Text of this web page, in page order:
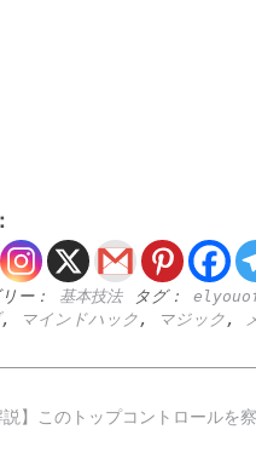
ー： 基本技法 タグ：
, マインドハック , マジック ,
】このトップコントロールを